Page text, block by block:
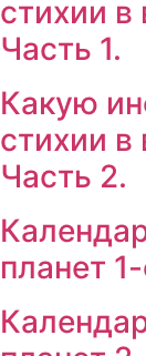
стихии в
Часть 1.
Какую
стихии в
Часть 2.
планет